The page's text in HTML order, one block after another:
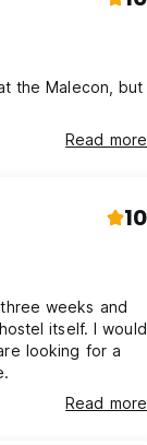
the Malecon, but
Read more
10
weeks and
itself. I would
looking for a
Read more